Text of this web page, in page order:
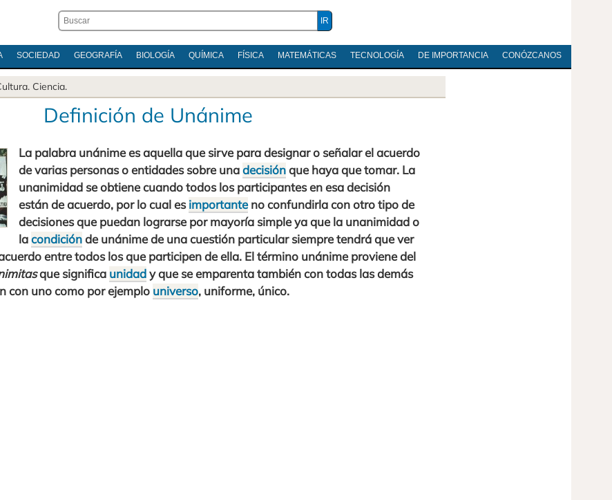
SOCIEDAD GEOGRAFÍA BIOLOGÍA QUÍMICA FÍSICA MATEMÁTICAS TECNOLOGÍA DE IMPORTANCIA CONÓZCANOS
. Ciencia.
Definición de Unánime
La palabra unánime es aquella que sirve para designar o señalar el acuerdo
de varias personas o entidades sobre unadecisiónque haya que tomar. La
unanimidad se obtiene cuando todos los participantes en esa decisión
están de acuerdo, por lo cual esimportanteno confundirla con otro tipo de
decisiones que puedan lograrse por mayoría simple ya que la unanimidad o
lacondiciónde unánime de una cuestión particular siempre tendrá que ver
entre todos los que participen de ella. El término unánime proviene del
que significa unidady que se emparenta también con todas las demás
con uno como por ejemplo universo, uniforme, único.